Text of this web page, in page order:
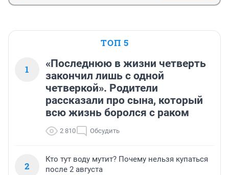
ТОП 5
1
«Последнюю в жизни четверть
закончил лишь с одной
четверкой». Родители
рассказали про сына, который
всю жизнь боролся с раком
2 810 Обсудить
2
Кто тут воду мутит? Почему нельзя купаться
после 2 августа